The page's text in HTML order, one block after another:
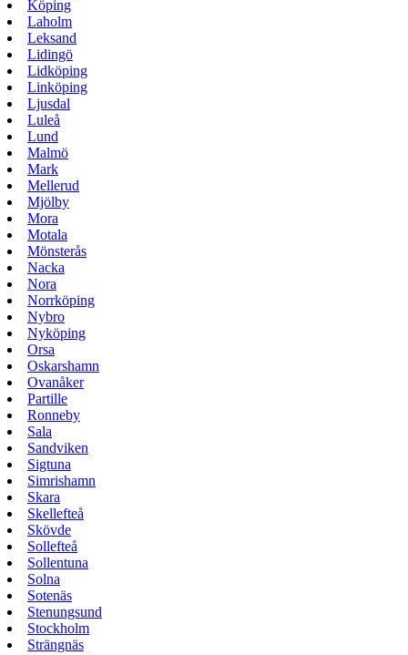
Köping
Laholm
Leksand
Lidingö
Lidköping
Linköping
Ljusdal
Luleå
Lund
Malmö
Mark
Mellerud
Mjölby
Mora
Motala
Mönsterås
Nacka
Nora
Norrköping
Nybro
Nyköping
Orsa
Oskarshamn
Ovanåker
Partille
Ronneby
Sala
Sandviken
Sigtuna
Simrishamn
Skara
Skellefteå
Skövde
Sollefteå
Sollentuna
Solna
Sotenäs
Stenungsund
Stockholm
Strängnäs